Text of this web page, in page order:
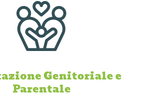
Genitoriale e
Parentale